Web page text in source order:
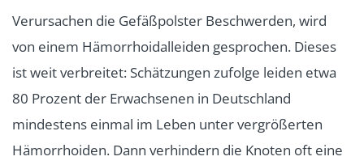
Verursachen die Gefäßpolster Beschwerden, wird
von einem Hämorrhoidalleiden gesprochen. Dieses
ist weit verbreitet: Schätzungen zufolge leiden etwa
80 Prozent der Erwachsenen in Deutschland
mindestens einmal im Leben unter vergrößerten
Hämorrhoiden. Dann verhindern die Knoten oft eine